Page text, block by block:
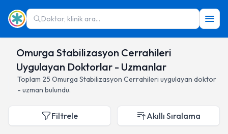
Doktor, klinik ara...
Omurga Stabilizasyon Cerrahileri
Uygulayan Doktorlar - Uzmanlar
Toplam 25 Omurga Stabilizasyon Cerrahileri uygulayan doktor
- uzman bulundu.
Filtrele Akıllı Sıralama